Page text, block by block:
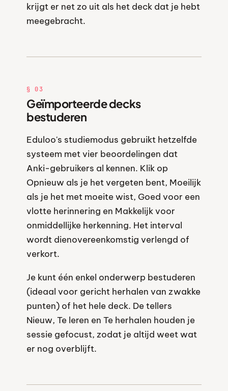
krijgt er net zo uit als het deck dat je hebt
meegebracht.
§ 03
Geïmporteerde decks
bestuderen
Eduloo's studiemodus gebruikt hetzelfde
systeem met vier beoordelingen dat
Anki-gebruikers al kennen. Klik op
Opnieuw als je het vergeten bent, Moeilijk
als je het met moeite wist, Goed voor een
vlotte herinnering en Makkelijk voor
onmiddellijke herkenning. Het interval
wordt dienovereenkomstig verlengd of
verkort.
Je kunt één enkel onderwerp bestuderen
(ideaal voor gericht herhalen van zwakke
punten) of het hele deck. De tellers
Nieuw, Te leren en Te herhalen houden je
sessie gefocust, zodat je altijd weet wat
er nog overblijft.